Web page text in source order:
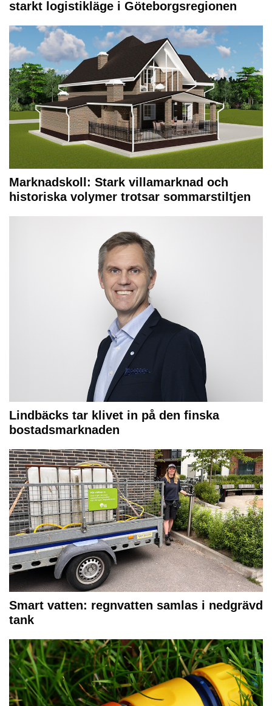
starkt logistikläge i Göteborgsregionen
Marknadskoll: Stark villamarknad och
historiska volymer trotsar sommarstiltjen
Lindbäcks tar klivet in på den finska
bostadsmarknaden
Smart vatten: regnvatten samlas i nedgrävd
tank